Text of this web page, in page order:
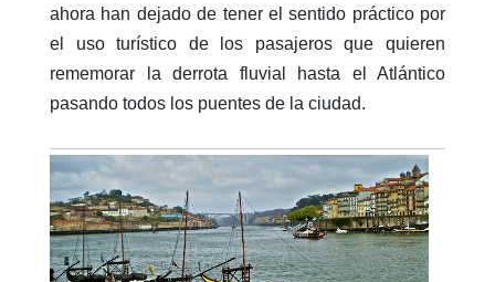
ahora han dejado de tener el sentido práctico por
el uso turístico de los pasajeros que quieren
rememorar la derrota fluvial hasta el Atlántico
pasando todos los puentes de la ciudad.